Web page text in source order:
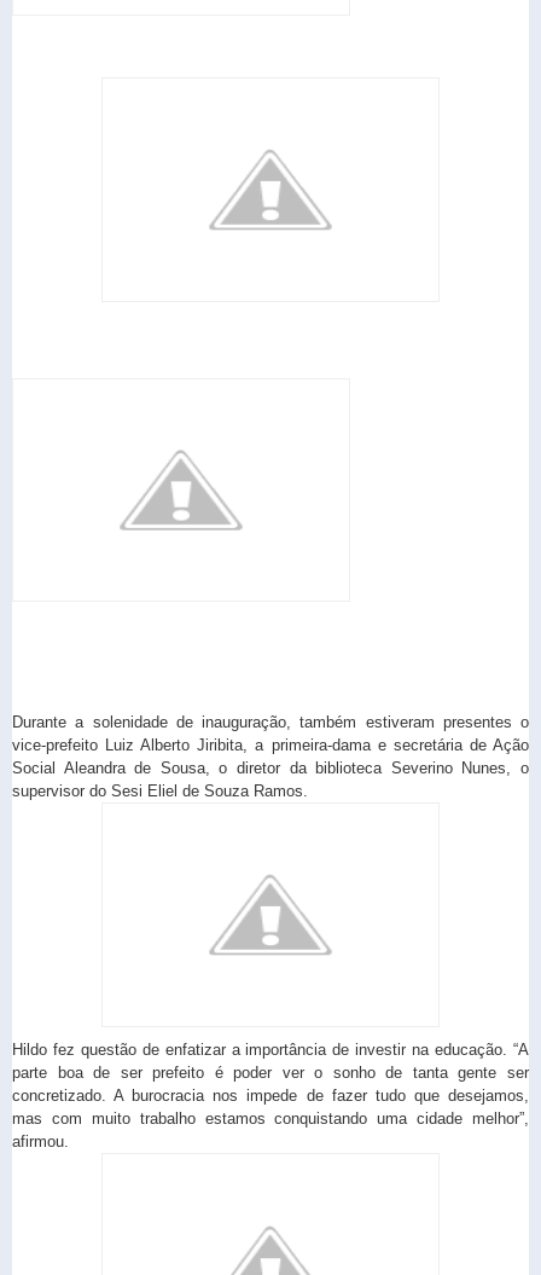
Durante a solenidade de inauguração, também estiveram presentes o
vice-prefeito Luiz Alberto Jiribita, a primeira-dama e secretária de Ação
Social Aleandra de Sousa, o diretor da biblioteca Severino Nunes, o
supervisor do Sesi Eliel de Souza Ramos.
Hildo fez questão de enfatizar a importância de investir na educação. “A
parte boa de ser prefeito é poder ver o sonho de tanta gente ser
concretizado. A burocracia nos impede de fazer tudo que desejamos,
mas com muito trabalho estamos conquistando uma cidade melhor”,
afirmou.